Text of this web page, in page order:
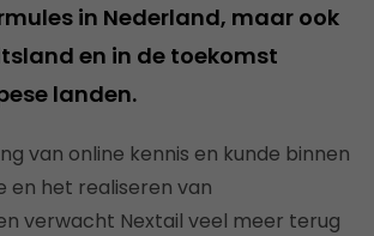
in Nederland, maar ook
en in de toekomst
landen.
van online kennis en kunde binnen
en het realiseren van
verwacht Nextail veel meer terug